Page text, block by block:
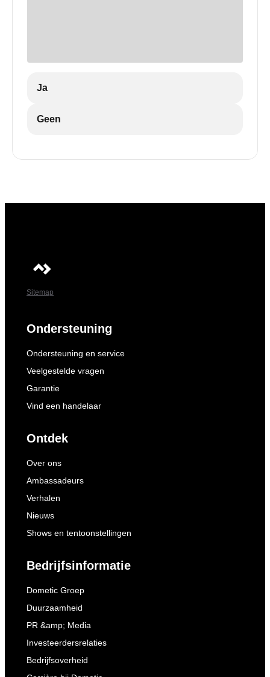
Ja
Geen
Sitemap
Ondersteuning
Ondersteuning en service
Veelgestelde vragen
Garantie
Vind een handelaar
Ontdek
Over ons
Ambassadeurs
Verhalen
Nieuws
Shows en tentoonstellingen
Bedrijfsinformatie
Dometic Groep
Duurzaamheid
PR &amp; Media
Investeerdersrelaties
Bedrijfsoverheid